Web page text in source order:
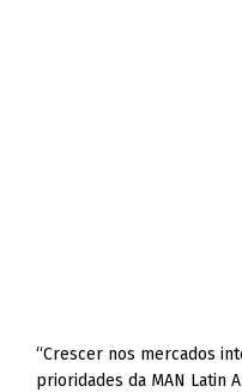
“Crescer nos mercados
prioridades da MAN Latin